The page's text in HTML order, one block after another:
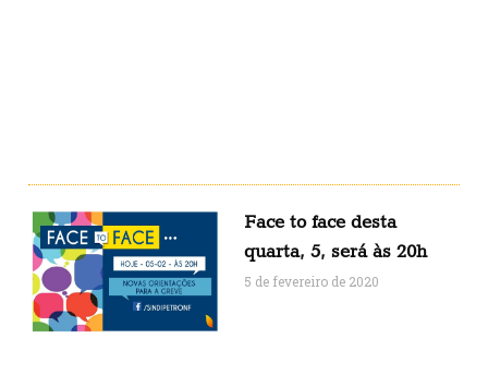
Face to face desta
quarta, 5, será às 20h
5 de fevereiro de 2020